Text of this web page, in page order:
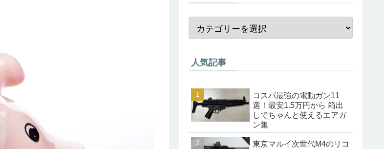
人気記事
コスパ最強の電動ガン11
選！最安1.5万円から 箱出
しでちゃんと使えるエアガ
ン集
東京マルイ次世代M4のリコ